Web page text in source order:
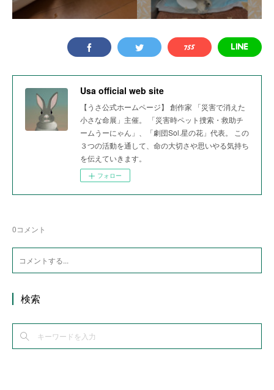
Usa official web site
【うさ公式ホームページ】 創作家 「災害で消えた
小さな命展」主催。 「災害時ペット捜索・救助チ
ームうーにゃん」、「劇団Sol.星の花」代表。 この
３つの活動を通して、命の大切さや思いやる気持ち
を伝えていきます。
フォロー
0コメント
検索